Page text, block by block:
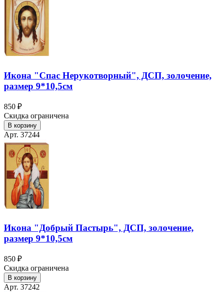
Икона "Спас Нерукотворный", ДСП, золочение,
размер 9*10,5см
850 ₽
Скидка ограничена
В корзину
Арт. 37244
Икона "Добрый Пастырь", ДСП, золочение,
размер 9*10,5см
850 ₽
Скидка ограничена
В корзину
Арт. 37242